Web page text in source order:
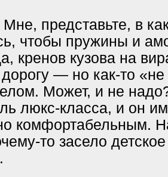
представьте, в
чтобы пружины и
кренов кузова на
дорогу — но как-то
Может, и не
люкс-класса, и он
комфортабельным.
то засело